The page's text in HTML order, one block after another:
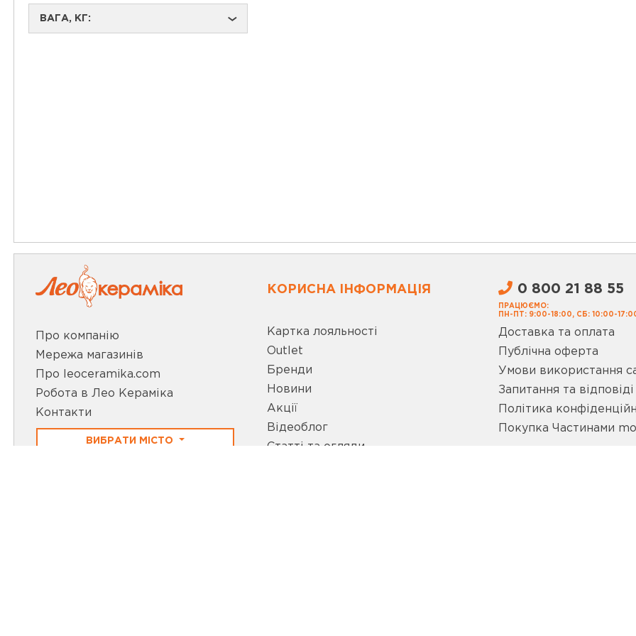
ВАГА, КГ: ›
Про компанію
Мережа магазинів
Про leoceramika.com
Робота в Лео Кераміка
Контакти
ВИБРАТИ МІСТО
КОРИСНА ІНФОРМАЦІЯ
Картка лояльності
Outlet
Бренди
Новини
Акції
Відеоблог
Статті та огляди
0 800 21 88 55
ПРАЦЮЄМО:
ПН-ПТ: 9:00-18:00, СБ: 10:00-
Доставка та оплата
Публічна оферта
Умови використання
Запитання та відповіді
Політика
Покупка Частинами